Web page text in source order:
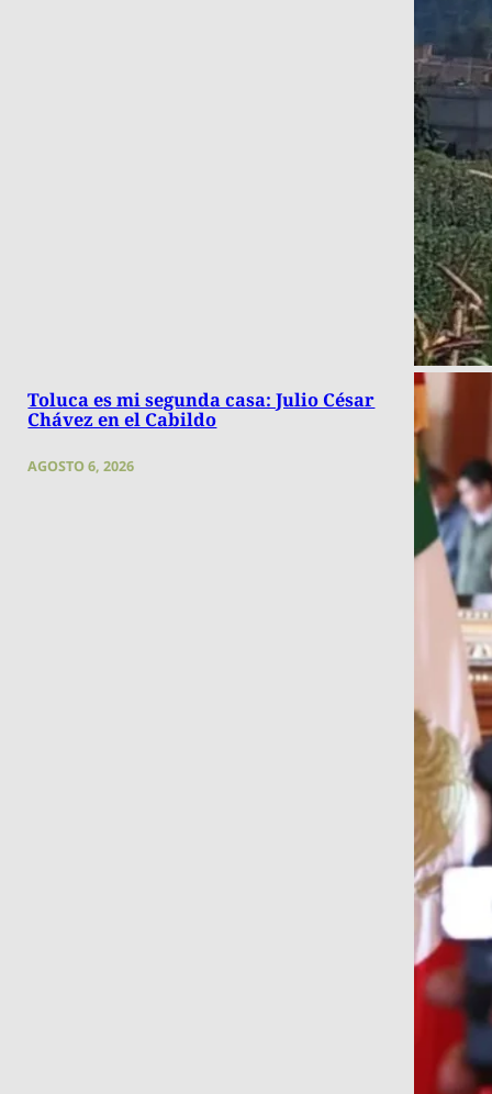
Toluca es mi segunda casa: Julio César
Chávez en el Cabildo
AGOSTO 6, 2026